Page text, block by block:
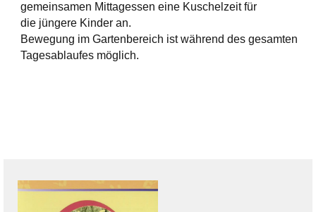
gemeinsamen Mittagessen eine Kuschelzeit für
die jüngere Kinder an.
Bewegung im Gartenbereich ist während des gesamten
Tagesablaufes möglich.